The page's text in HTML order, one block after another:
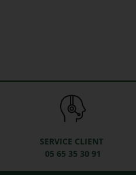
SERVICE CLIENT
05 65 35 30 91